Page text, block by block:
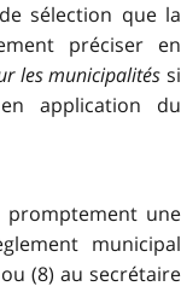
sélection que la
préciser en
les municipalités si
application du
promptement une
municipal
(8) au secrétaire